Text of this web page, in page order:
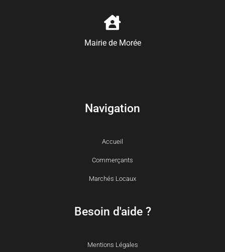
Mairie de Morée
Navigation
Accueil
Commerçants
Marchés Locaux
Besoin d'aide ?
Mentions Légales